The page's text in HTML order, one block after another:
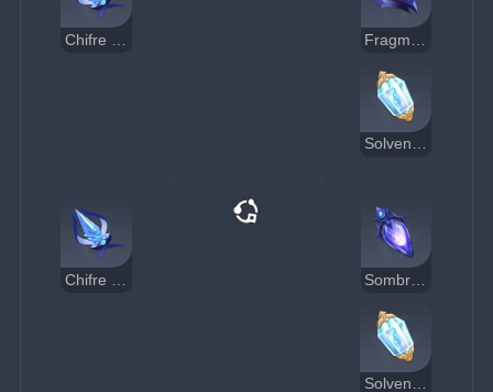
Solvente dos Sonhos
Solvente dos Sonhos